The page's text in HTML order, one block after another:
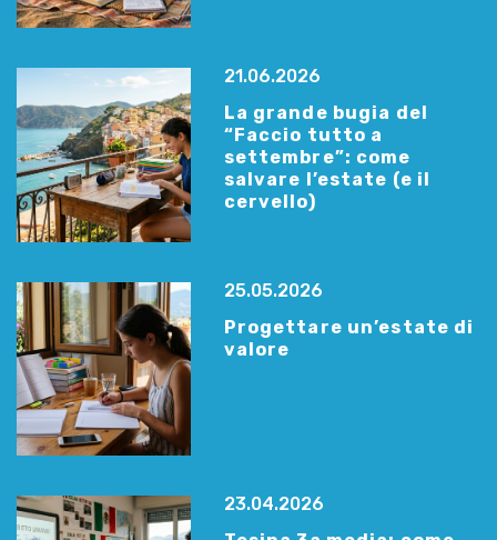
21.06.2026
La grande bugia del
“Faccio tutto a
settembre”: come
salvare l’estate (e il
cervello)
25.05.2026
Progettare un’estate di
valore
23.04.2026